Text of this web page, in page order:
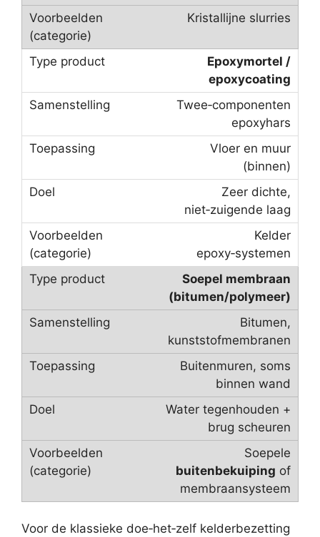
Kristallijne slurries
Epoxymortel /
epoxycoating
Twee‑componenten
epoxyhars
Vloer en muur
(binnen)
Zeer dichte,
niet‑zuigende laag
Kelder
epoxy‑systemen
Soepel membraan
(bitumen/polymeer)
Bitumen,
kunststofmembranen
Buitenmuren, soms
binnen wand
Water tegenhouden +
brug scheuren
Soepele
buitenbekuiping of
membraansysteem
Voor de klassieke doe‑het‑zelf kelderbezetting